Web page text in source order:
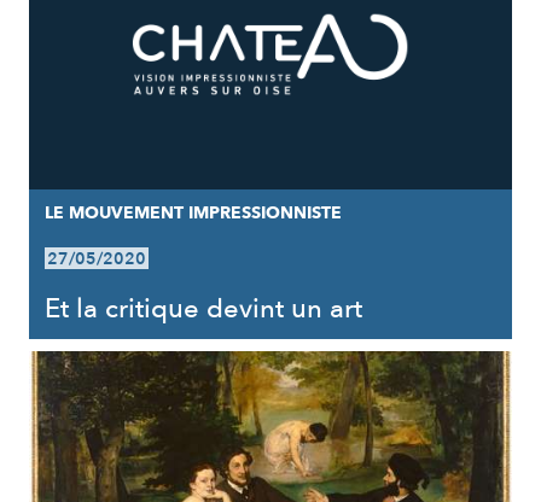
LE MOUVEMENT IMPRESSIONNISTE
27/05/2020
Et la critique devint un art